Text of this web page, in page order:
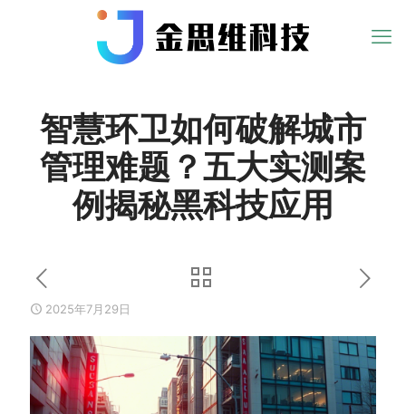
智慧环卫如何破解城市
管理难题？五大实测案
例揭秘黑科技应用
2025年7月29日